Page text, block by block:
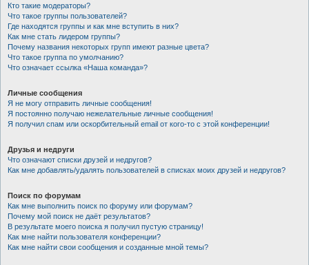
Кто такие модераторы?
Что такое группы пользователей?
Где находятся группы и как мне вступить в них?
Как мне стать лидером группы?
Почему названия некоторых групп имеют разные цвета?
Что такое группа по умолчанию?
Что означает ссылка «Наша команда»?
Личные сообщения
Я не могу отправить личные сообщения!
Я постоянно получаю нежелательные личные сообщения!
Я получил спам или оскорбительный email от кого-то с этой конференции!
Друзья и недруги
Что означают списки друзей и недругов?
Как мне добавлять/удалять пользователей в списках моих друзей и недругов?
Поиск по форумам
Как мне выполнить поиск по форуму или форумам?
Почему мой поиск не даёт результатов?
В результате моего поиска я получил пустую страницу!
Как мне найти пользователя конференции?
Как мне найти свои сообщения и созданные мной темы?